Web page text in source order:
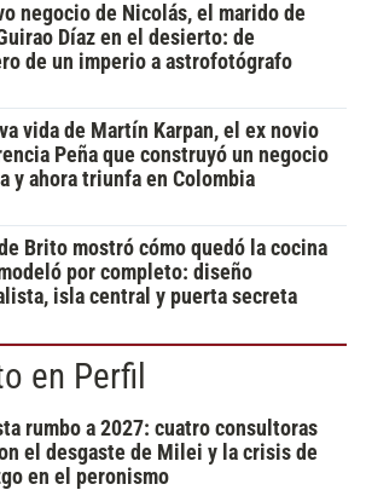
negocio de Nicolás, el marido de
Díaz en el desierto: de
de un imperio a astrofotógrafo
vida de Martín Karpan, el ex novio
Peña que construyó un negocio
y ahora triunfa en Colombia
Brito mostró cómo quedó la cocina
por completo: diseño
isla central y puerta secreta
en Perfil
rumbo a 2027: cuatro consultoras
el desgaste de Milei y la crisis de
en el peronismo